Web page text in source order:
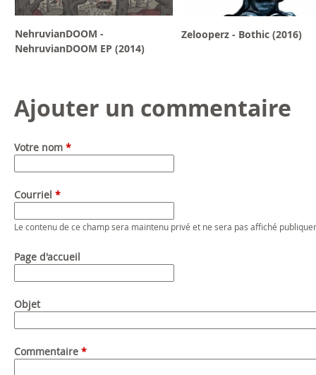
NehruvianDOOM -
NehruvianDOOM EP (2014)
Zelooperz - Bothic (2016)
Ajouter un commentaire
Votre nom *
Courriel *
Le contenu de ce champ sera maintenu privé et ne sera pas affiché
Page d'accueil
Objet
Commentaire *